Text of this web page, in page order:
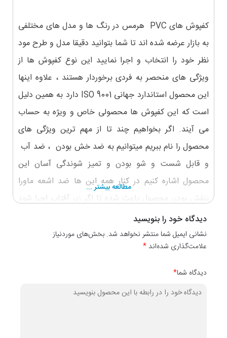
کفپوش های PVC هرمس در رنگ ها و مدل های مختلفی
به بازار عرضه شده اند تا شما بتوانید دقیقا مدل و طرح مود
نظر خود را انتخاب و اجرا نمایید این نوع کفپوش ها از
ویژگی های منحصر به فردی برخوردار هستند ، علاوه اینها
این محصول استاندارد جهانی ISO 9001 دارد به همین دلیل
است که این کفپوش ها محصولی خاص و ویژه به حساب
می آیند. اگر بخواهیم چند تا از مهم ترین ویژگی های
محصول را نام ببریم میتوانیم به ضد خش بودن ، ضد آب
و قابل شست و شو بودن و تمیز شوندگی آسان این
محصول اشاره کنیم در کنار همه این ها ضد اشعه ماورا
بنفش بودن محصول باعث شده تا اگر زیر آفتاب اجرا شود
دوام بیشتری را از خود نشان دهد.
مطالعه بیشتر ...
دیدگاه خود را بنویسید
نشانی ایمیل شما منتشر نخواهد شد. بخش‌های موردنیاز
علامت‌گذاری شده‌اند*
دیدگاه شما*